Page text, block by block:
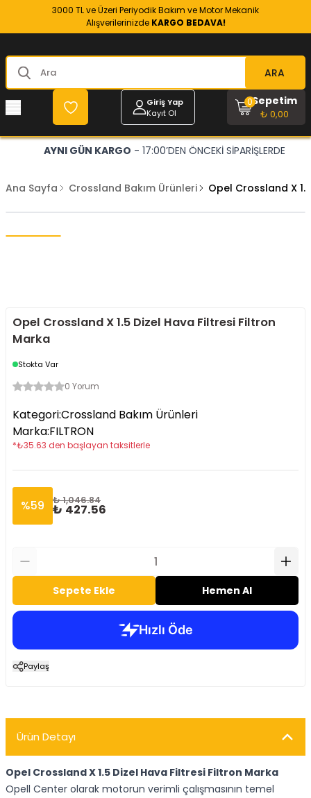
3000 TL ve Üzeri Periyodik Bakım ve Motor Mekanik
Alışverilerinizde KARGO BEDAVA!
ARA
Giriş Yap
Kayıt Ol
Sepetim
₺ 0,00
0
AYNI GÜN KARGO - 17:00’DEN ÖNCEKİ SİPARİŞLERDE
Ana Sayfa Crossland Bakım Ürünleri Opel Crossland X
Opel Crossland X 1.5 Dizel Hava Filtresi Filtron
Marka
Stokta Var
0 Yorum
Kategori:Crossland Bakım Ürünleri
Marka:FILTRON
*₺35.63 den başlayan taksitlerle
%59 ₺ 1,046.84
₺ 427.56
Sepete Ekle Hemen Al
Paylaş
Ürün Detayı
Opel Crossland X 1.5 Dizel Hava Filtresi Filtron Marka
Opell Center olarak motorun verimli çalışmasının temel